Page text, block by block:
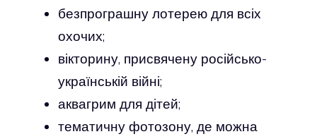
безпрограшну лотерею для всіх
охочих;
вікторину, присвячену російсько-
українській війні;
аквагрим для дітей;
тематичну фотозону, де можна